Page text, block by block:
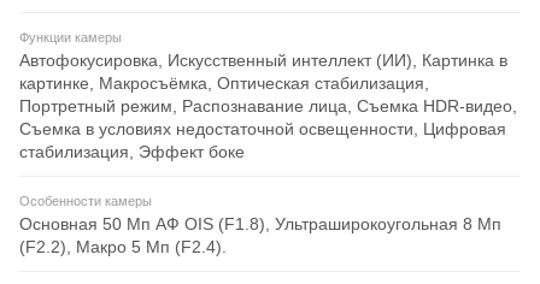
Функции камеры
Автофокусировка, Искусственный интеллект (ИИ), Картинка в
картинке, Макросъёмка, Оптическая стабилизация,
Портретный режим, Распознавание лица, Съемка HDR-видео,
Съемка в условиях недостаточной освещенности, Цифровая
стабилизация, Эффект боке
Особенности камеры
Основная 50 Мп АФ OIS (F1.8), Ультраширокоугольная 8 Мп
(F2.2), Макро 5 Мп (F2.4).